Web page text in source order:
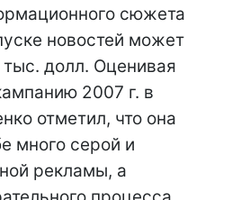
сюжета
новостей может
долл. Оценивая
2007 г. в
отметил, что она
много серой и
рекламы, а